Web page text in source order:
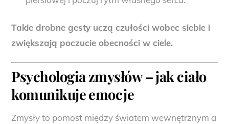
Takie drobne gesty uczą czułości wobec siebie i
zwiększają poczucie obecności w ciele.
Psychologia zmysłów– jak ciało
komunikuje emocje
Zmysły to pomost między światem wewnętrznym a